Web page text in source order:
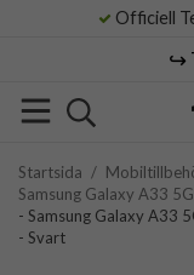
Officiell
↪️
Startsida /
Samsung Galaxy A33 5G
- Samsung Galaxy A33
- Svart